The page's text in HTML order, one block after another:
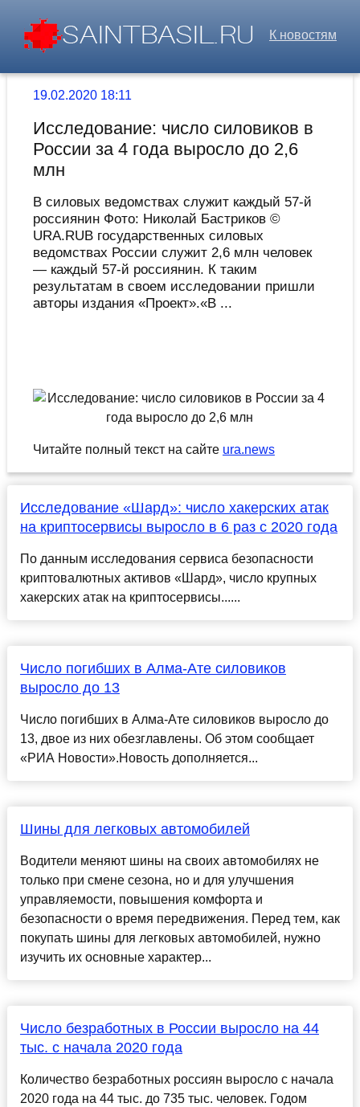
К новостям
19.02.2020 18:11
Исследование: число силовиков в
России за 4 года выросло до 2,6
млн
В силовых ведомствах служит каждый 57-й
россиянин Фото: Николай Бастриков ©
URA.RUВ государственных силовых
ведомствах России служит 2,6 млн человек
— каждый 57-й россиянин. К таким
результатам в своем исследовании пришли
авторы издания «Проект».«В ...
Читайте полный текст на сайте ura.news
Исследование «Шард»: число хакерских атак
на криптосервисы выросло в 6 раз с 2020 года
По данным исследования сервиса безопасности
криптовалютных активов «Шард», число крупных
хакерских атак на криптосервисы......
Число погибших в Алма-Ате силовиков
выросло до 13
Число погибших в Алма-Ате силовиков выросло до
13, двое из них обезглавлены. Об этом сообщает
«РИА Новости».Новость дополняется...
Шины для легковых автомобилей
Водители меняют шины на своих автомобилях не
только при смене сезона, но и для улучшения
управляемости, повышения комфорта и
безопасности о время передвижения. Перед тем, как
покупать шины для легковых автомобилей, нужно
изучить их основные характер...
Число безработных в России выросло на 44
тыс. с начала 2020 года
Количество безработных россиян выросло с начала
2020 года на 44 тыс. до 735 тыс. человек. Годом